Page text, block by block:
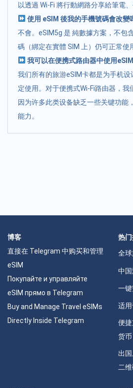
以透過 Wi-Fi 將行動網路分享給筆電
使用 eSIM 後我的手機號碼會改變
不會。eSIM5g 是 純數據方案，不包
碼（綁定在實體 SIM 上）仍可正常使
我可以在便携式路由器中使用
我们所有的旅游eSIM卡都是为手机
定使用。对于便携式Wi-Fi路由器，我
因为许多此类设备缺乏一些关键功能
能力。
博客
直接在 Telegram 中购买和管理
eSIM
Покупайте и управляйте
eSIM прямо в Telegram
Buy and Manage Travel eSIMs
Directly Inside Telegram
热
全
中
一
适
便
货币
出
二